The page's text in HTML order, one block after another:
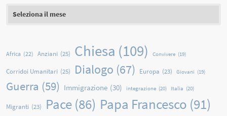
Africa (22) Anziani (25) Chiesa (109) Convivere (19)
Corridoi Umanitari (25) Dialogo (67) Europa (23) Giovani (19)
Guerra (59) Immigrazione (30) integrazione (20) Italia (20)
Migranti (23) Pace (86) Papa Francesco (91)